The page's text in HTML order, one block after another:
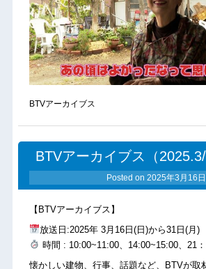
BTVアーカイブス
BTVアーカイブス（2025.3/
Posted on 2025年3月16日
【BTVアーカイブス】
放送日:2025年 3月16日(日)から31日(月)
時間 : 10:00~11:00、14:00~15:00、21
懐かしい建物、行事、話題など、BTVが取